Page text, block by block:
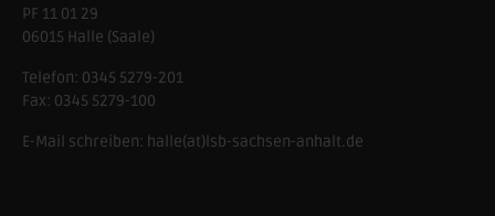
PF 11 01 29
06015 Halle (Saale)
Telefon: 0345 5279-201
Fax: 0345 5279-100
E-Mail schreiben: halle(at)lsb-sachsen-anhalt.de